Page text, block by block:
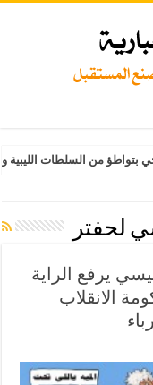
بتواطؤ من السلطات
لحفتر
يرفع الراية
. حكومة الانقلاب